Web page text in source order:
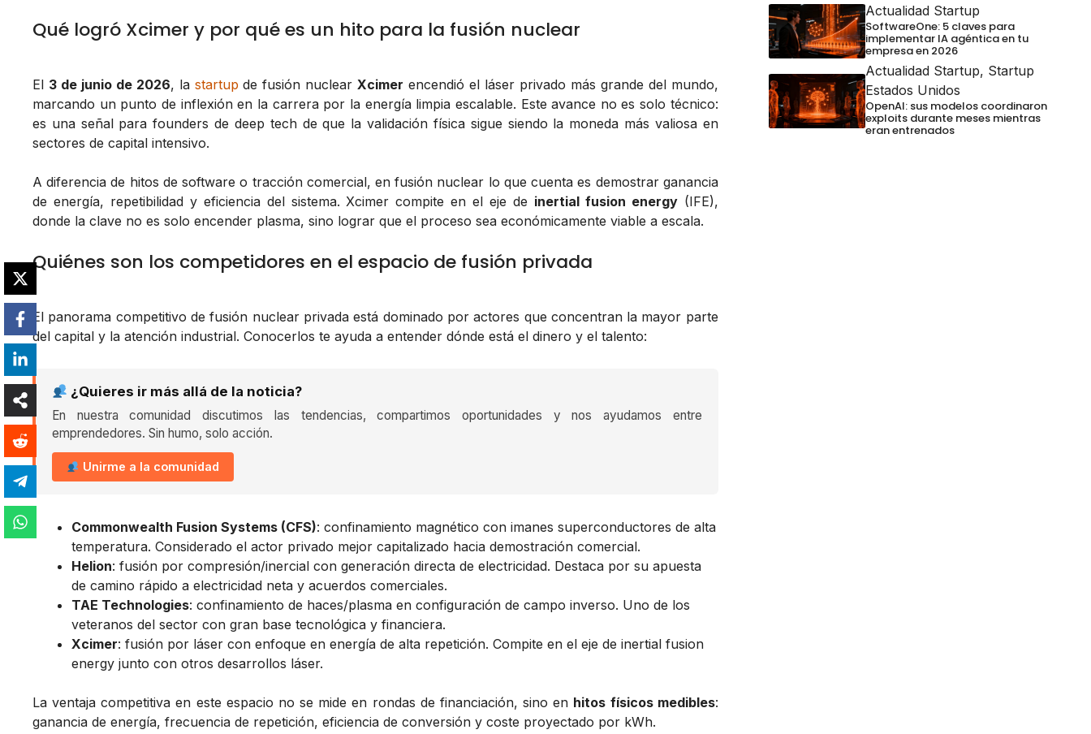
Qué logró Xcimer y por qué es un hito para la fusión nuclear
El 3 de junio de 2026, la startup de fusión nuclearXcimer encendió el láser privado más grande del mundo,
marcando un punto de inflexión en la carrera por la energía limpia escalable. Este avance no es solo técnico:
es una señal para founders de deep tech de que la validación física sigue siendo la moneda más valiosa en
sectores de capital intensivo.
A diferencia de hitos de software o tracción comercial, en fusión nuclear lo que cuenta es demostrar ganancia
de energía, repetibilidad y eficiencia del sistema. Xcimer compite en el eje de inertial fusion energy(IFE),
donde la clave no es solo encender plasma, sino lograr que el proceso sea económicamente viable a escala.
Quiénes son los competidores en el espacio de fusión privada
El panorama competitivo de fusión nuclear privada está dominado por actores que concentran la mayor parte
del capital y la atención industrial. Conocerlos te ayuda a entender dónde está el dinero y el talento:
¿Quieres ir más allá de la noticia?
En nuestra comunidad discutimos las tendencias, compartimos oportunidades y nos ayudamos entre
emprendedores. Sin humo, solo acción.
Unirme a la comunidad
Commonwealth Fusion Systems (CFS): confinamiento magnético con imanes superconductores de alta
temperatura. Considerado el actor privado mejor capitalizado hacia demostración comercial.
Helion: fusión por compresión/inercial con generación directa de electricidad. Destaca por su apuesta
de camino rápido a electricidad neta y acuerdos comerciales.
TAE Technologies: confinamiento de haces/plasma en configuración de campo inverso. Uno de los
veteranos del sector con gran base tecnológica y financiera.
Xcimer: fusión por láser con enfoque en energía de alta repetición. Compite en el eje de inertial fusion
energy junto con otros desarrollos láser.
La ventaja competitiva en este espacio no se mide en rondas de financiación, sino en hitos físicos medibles:
ganancia de energía, frecuencia de repetición, eficiencia de conversión y coste proyectado por kWh.
Actualidad Startup
SoftwareOne: 5 claves para
implementar IA agéntica en tu
empresa en 2026
Actualidad Startup, Startup
Estados Unidos
OpenAI: sus modelos coordinaron
exploits durante meses mientras
eran entrenados